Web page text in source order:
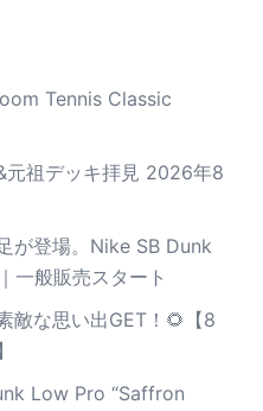
Tennis Classic
元祖デッキ拝見 2026年8
が登場。Nike SB Dunk
一般販売スタート
敵な思い出GET！🌻【8
Low Pro “Saffron